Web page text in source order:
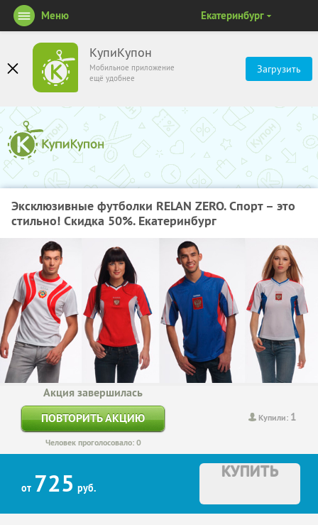
КупиКупон
Мобильное приложение
ещё удобнее
Загрузить
Меню Екатеринбург
Эксклюзивные футболки RELAN ZERO. Спорт – это
стильно! Скидка 50%. Екатеринбург
Купили: 1
Акция завершилась
ПОВТОРИТЬ АКЦИЮ
Человек проголосовало: 0
от 725 руб.
КУПИТЬ